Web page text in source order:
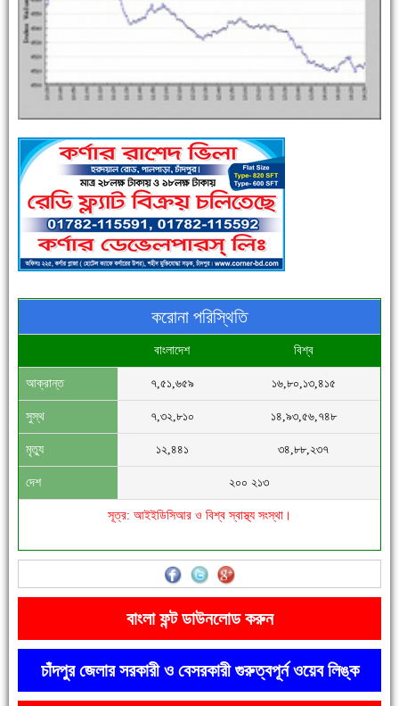
এক সপ্তাহে শনাক্ত বেড়েছে ৫৫%, মৃত্যু ৪৬%
পুলিশ সদস্যদের জন্যে এসপির মৌসুমি ফল উপহার
সিগমা ওয়েল ইন্ডাস্ট্রির মেকানিক ও গ্রাহক সভা
'বাংলা সাহিত্যানুরাগীরা তাঁর অবদানকে চিরকাল স্মরণ করবে'
করোনা পরিস্থিতি
বাংলাদেশ বিশ্ব
আক্রান্ত ৭,৫১,৬৫৯ ১৬,৮০,১৩,৪১৫
সুস্থ ৭,৩২,৮১০ ১৪,৯৩,৫৬,৭৪৮
মৃত্যু ১২,৪৪১ ৩৪,৮৮,২৩৭
দেশ ২০০ ২১৩
সূত্র: আইইডিসিআর ও বিশ্ব স্বাস্থ্য সংস্থা।
বাংলা ফন্ট ডাউনলোড করুন
চাঁদপুর জেলার সরকারী ও বেসরকারী গুরুত্বপূর্ন ওয়েব লিঙ্ক